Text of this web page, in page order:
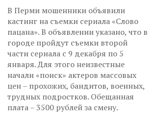
В Перми мошенники объявили
кастинг на съемки сериала «Слово
пацана». В объявлении указано, что в
городе пройдут съемки второй
части сериала с 9 декабря по 5
января. Для этого неизвестные
начали «поиск» актеров массовых
цен – прохожих, бандитов, военных,
трудных подростков. Обещанная
плата – 3500 рублей за смену.